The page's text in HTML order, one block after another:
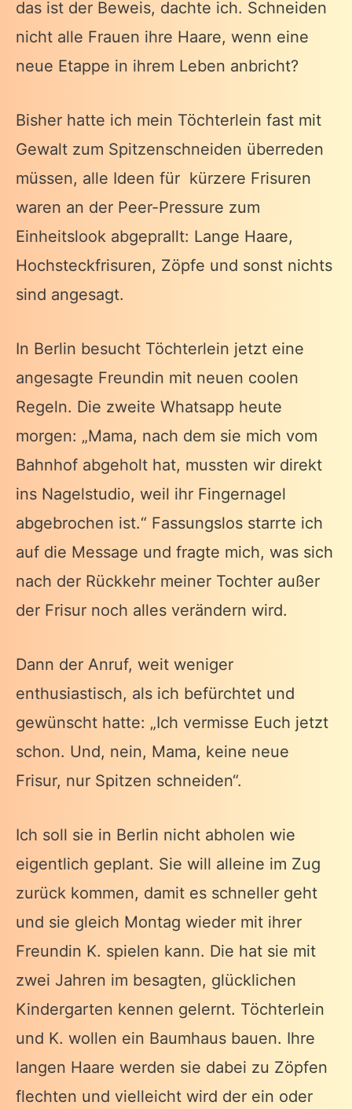
das ist der Beweis, dachte ich. Schneiden
nicht alle Frauen ihre Haare, wenn eine
neue Etappe in ihrem Leben anbricht?
Bisher hatte ich mein Töchterlein fast mit
Gewalt zum Spitzenschneiden überreden
müssen, alle Ideen für kürzere Frisuren
waren an der Peer-Pressure zum
Einheitslook abgeprallt: Lange Haare,
Hochsteckfrisuren, Zöpfe und sonst nichts
sind angesagt.
In Berlin besucht Töchterlein jetzt eine
angesagte Freundin mit neuen coolen
Regeln. Die zweite Whatsapp heute
morgen: „Mama, nach dem sie mich vom
Bahnhof abgeholt hat, mussten wir direkt
ins Nagelstudio, weil ihr Fingernagel
abgebrochen ist.“ Fassungslos starrte ich
auf die Message und fragte mich, was sich
nach der Rückkehr meiner Tochter außer
der Frisur noch alles verändern wird.
Dann der Anruf, weit weniger
enthusiastisch, als ich befürchtet und
gewünscht hatte: „Ich vermisse Euch jetzt
schon. Und, nein, Mama, keine neue
Frisur, nur Spitzen schneiden“.
Ich soll sie in Berlin nicht abholen wie
eigentlich geplant. Sie will alleine im Zug
zurück kommen, damit es schneller geht
und sie gleich Montag wieder mit ihrer
Freundin K. spielen kann. Die hat sie mit
zwei Jahren im besagten, glücklichen
Kindergarten kennen gelernt. Töchterlein
und K. wollen ein Baumhaus bauen. Ihre
langen Haare werden sie dabei zu Zöpfen
flechten und vielleicht wird der ein oder